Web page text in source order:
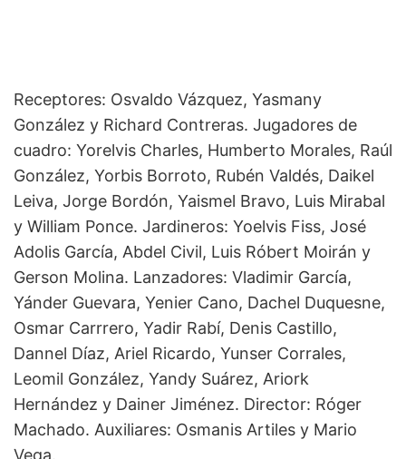
Receptores: Osvaldo Vázquez, Yasmany
González y Richard Contreras. Jugadores de
cuadro: Yorelvis Charles, Humberto Morales, Raúl
González, Yorbis Borroto, Rubén Valdés, Daikel
Leiva, Jorge Bordón, Yaismel Bravo, Luis Mirabal
y William Ponce. Jardineros: Yoelvis Fiss, José
Adolis García, Abdel Civil, Luis Róbert Moirán y
Gerson Molina. Lanzadores: Vladimir García,
Yánder Guevara, Yenier Cano, Dachel Duquesne,
Osmar Carrrero, Yadir Rabí, Denis Castillo,
Dannel Díaz, Ariel Ricardo, Yunser Corrales,
Leomil González, Yandy Suárez, Ariork
Hernández y Dainer Jiménez. Director: Róger
Machado. Auxiliares: Osmanis Artiles y Mario
Vega.